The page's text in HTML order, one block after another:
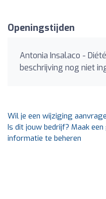
Openingstijden
Antonia Insalaco -
beschrijving nog niet
Wil je een wijziging
Is dit jouw bedrijf? Maak
informatie te beheren